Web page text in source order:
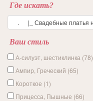
Где искать?
Ваш стиль
А-силуэт, шестиклинка (78)
Ампир, Греческий (65)
Короткое (1)
Прицесса, Пышные (66)